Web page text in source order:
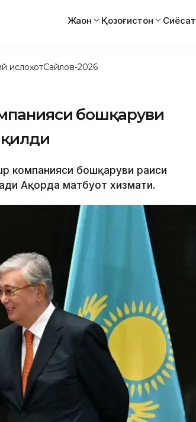
Жаҳон Қозоғистон Сиёсат
ислоҳотСайлов-2026
бошқаруви
қилди
компанияси бошқаруви раиси
Ақорда матбуот хизмати.